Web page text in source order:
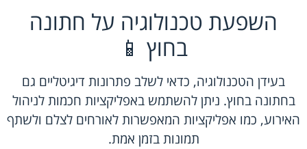
השפעת טכנולוגיה על חתונה
בחוץ 📱
בעידן הטכנולוגיה, כדאי לשלב פתרונות דיגיטליים גם
בחתונה בחוץ. ניתן להשתמש באפליקציות חכמות לניהול
האירוע, כמו אפליקציות המאפשרות לאורחים לצלם ולשתף
תמונות בזמן אמת.